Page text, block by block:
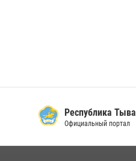
Республика Тыва
Официальный портал